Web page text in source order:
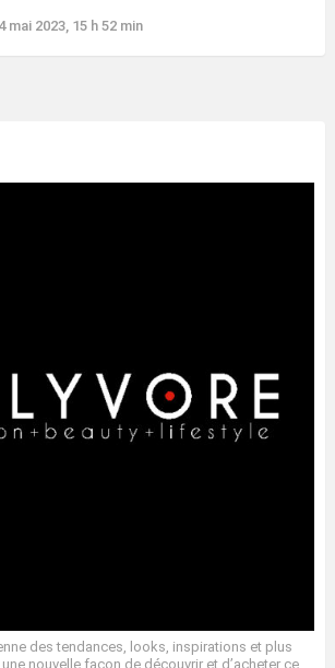
4 mai 2023, 15 h 52 min
des tendances, looks, inspirations et plus
nouvelle façon de découvrir et d’acheter ce